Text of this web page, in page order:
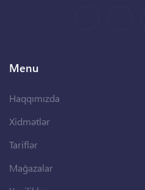
Menu
Haqqımızda
Xidmətlər
Tariflər
Mağazalar